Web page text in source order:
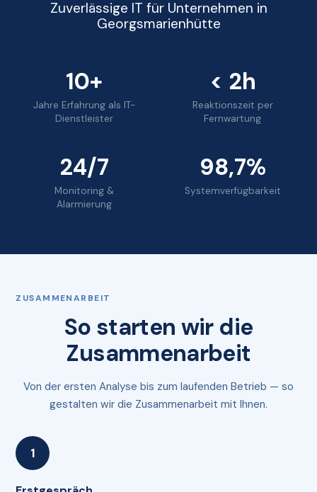
Zuverlässige IT für Unternehmen in
Georgsmarienhütte
10+
Jahre Erfahrung als IT-
Dienstleister
< 2h
Reaktionszeit per
Fernwartung
24/7
Monitoring &
Alarmierung
98,7%
Systemverfügbarkeit
ZUSAMMENARBEIT
So starten wir die
Zusammenarbeit
Von der ersten Analyse bis zum laufenden Betrieb — so
gestalten wir die Zusammenarbeit mit Ihnen.